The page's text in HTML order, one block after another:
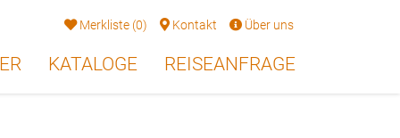
Merkliste (0) Kontakt Über uns
KATALOGE REISEANFRAGE